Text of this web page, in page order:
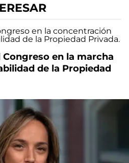
en la marcha
de la Propiedad